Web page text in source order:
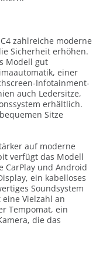
zahlreiche moderne
Sicherheit erhöhen.
Modell gut
einer
Infotainment-
auch Ledersitze,
erhältlich.
Sitze
auf moderne
verfügt das Modell
CarPlay und Android
ein kabelloses
Soundsystem
Vielzahl an
Tempomat, ein
die das